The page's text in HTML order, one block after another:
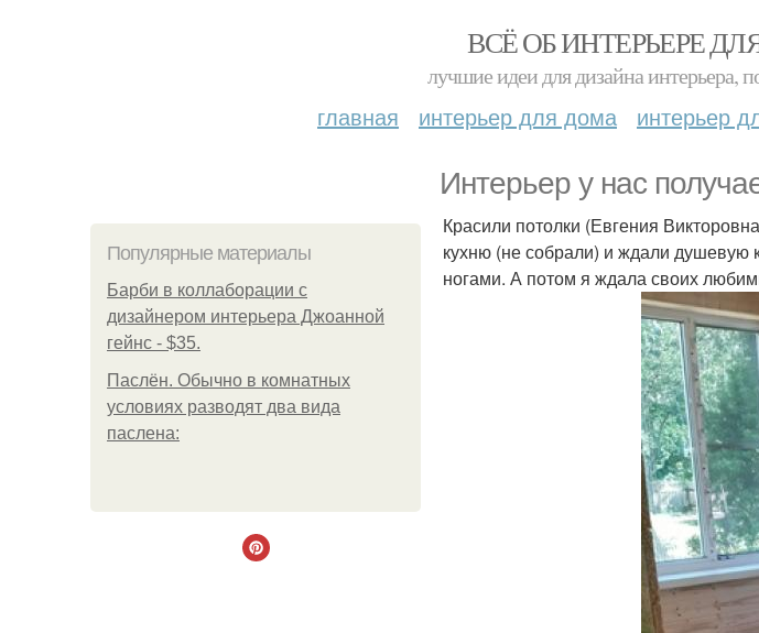
ВСЁ ОБ ИНТЕРЬЕРЕ
лучшие идеи для дизайна интерьера,
главная интерьер для дома интерьер
Интерьер у нас
Популярные материалы
Барби в коллаборации с
дизайнером интерьера Джоанной
гейнс - $35.
Паслён. Обычно в комнатных
условиях разводят два вида
паслена:
Красили потолки (Евгения
кухню (не собрали) и ждали душевую
ногами. А потом я ждала своих